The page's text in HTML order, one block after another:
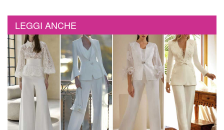
LEGGI ANCHE